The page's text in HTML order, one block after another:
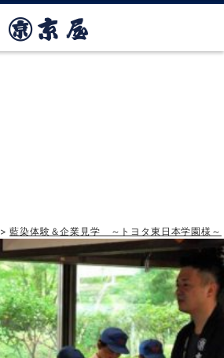
>藍染体験＆企業見学 ～トヨタ東日本学園様～